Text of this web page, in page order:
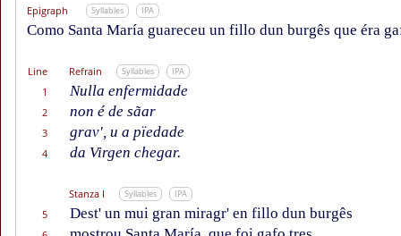
Epigraph
Syllables IPA
Como Santa María guareceu un fillo dun burgês que éra
Line Refrain Syllables IPA
1 Nulla enfermidade
2 non é de sãar
3 grav', u a pïedade
4 da Virgen chegar.
Stanza I Syllables IPA
5 Dest' un mui gran miragr' en fillo dun burgês